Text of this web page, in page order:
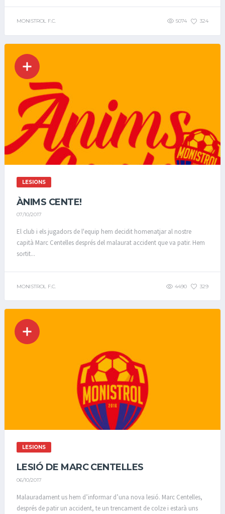
MONISTROL F.C. 5074 324
LESIONS
ÀNIMS CENTE!
07/10/2017
El club i els jugadors de l'equip hem decidit homenatjar al nostre
capità Marc Centelles després del malaurat accident que va patir. Hem
sortit...
MONISTROL F.C. 4490 329
LESIONS
LESIÓ DE MARC CENTELLES
06/10/2017
Malauradament us hem d’informar d’una nova lesió. Marc Centelles,
després de patir un accident, te un trencament de colze i estarà uns